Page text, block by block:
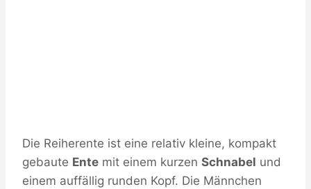
Die Reiherente ist eine relativ kleine, kompakt
gebaute Ente mit einem kurzen Schnabel und
einem auffällig runden Kopf. Die Männchen